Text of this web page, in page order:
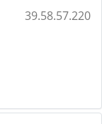
39.58.57.220